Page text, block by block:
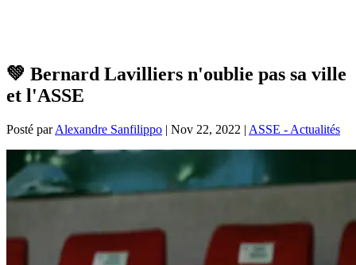
💚 Bernard Lavilliers n'oublie pas sa ville
et l'ASSE
Posté parAlexandre Sanfilippo | Nov 22, 2022 | ASSE - Actualités